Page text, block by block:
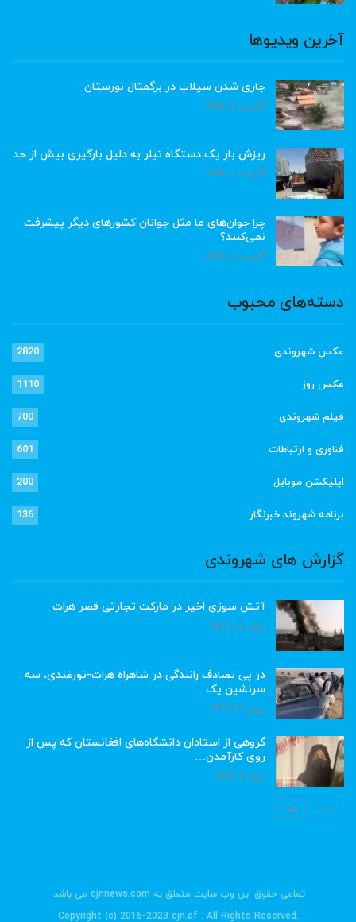
آخرین ویدیوها
جاری شدن سیلاب در برگمتال نورستان
آگوست 6, 2026
ریزش بار یک دستگاه تیلر به دلیل بارگیری بیش از حد
آگوست 6, 2026
چرا جوان‌های ما مثل جوانان کشورهای دیگر پیشرفت
نمی‌کنند؟
آگوست 6, 2026
دسته‌های محبوب
عکس شهروندی 2820
عکس روز 1110
فیلم شهروندی 700
فناوری و ارتباطات 601
اپلیکشن موبایل 200
برنامه شهروند خبرنگار 136
گزارش های شهروندی
آتش سوزی اخیر در مارکت تجارتی قصر هرات
ژوئن 22, 2023
در پی تصادف رانندگی در شاهراه هرات-تورغندی، سه
سرنشین یک…
ژوئن 15, 2023
گروهی از استادان دانشگاه‌های افغانستان که پس از
روی کارآمدن…
ژوئن 6, 2023
قبلی بعد
تمامی حقوق این وب سایت متعلق به cjnnews.com می باشد.
.Copyright (c) 2015-2023 cjn.af . All Rights Reserved